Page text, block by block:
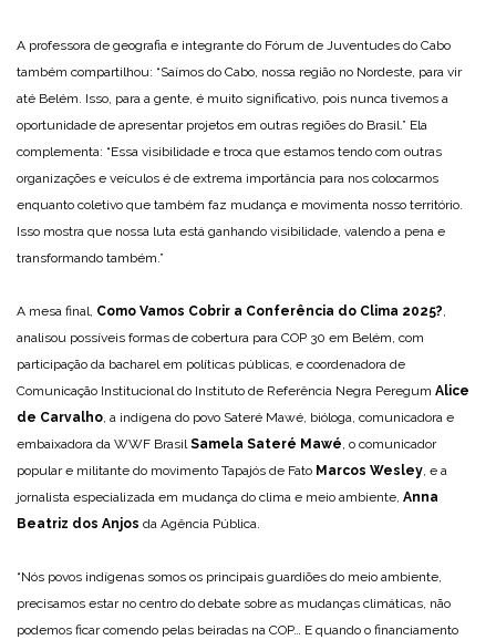
A professora de geografia e integrante do Fórum de Juventudes do Cabo
também compartilhou: “Saímos do Cabo, nossa região no Nordeste, para vir
até Belém. Isso, para a gente, é muito significativo, pois nunca tivemos a
oportunidade de apresentar projetos em outras regiões do Brasil.” Ela
complementa: “Essa visibilidade e troca que estamos tendo com outras
organizações e veículos é de extrema importância para nos colocarmos
enquanto coletivo que também faz mudança e movimenta nosso território.
Isso mostra que nossa luta está ganhando visibilidade, valendo a pena e
transformando também.”
A mesa final, Como Vamos Cobrir a Conferência do Clima 2025?,
analisou possíveis formas de cobertura para COP 30 em Belém, com
participação da bacharel em políticas públicas, e coordenadora de
Comunicação Institucional do Instituto de Referência Negra Peregum Alice
de Carvalho, a indígena do povo Sateré Mawé, bióloga, comunicadora e
embaixadora da WWF BrasilSamela Sateré Mawé, o comunicador
popular e militante do movimento Tapajós de Fato Marcos Wesley, e a
jornalista especializada em mudança do clima e meio ambiente, Anna
Beatriz dos Anjos da Agência Pública.
“Nós povos indígenas somos os principais guardiões do meio ambiente,
precisamos estar no centro do debate sobre as mudanças climáticas, não
podemos ficar comendo pelas beiradas na COP… E quando o financiamento